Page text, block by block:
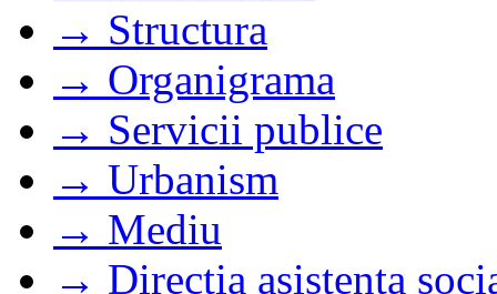
→ Structura
→ Organigrama
→ Servicii publice
→ Urbanism
→ Mediu
→ Directia asistenta